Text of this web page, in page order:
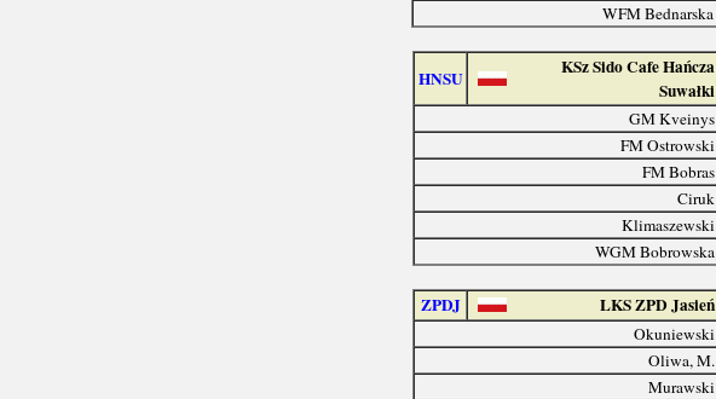
WFM Bednarska
HNSU
KSz Sido Cafe Hańcza
Suwałki
GM Kveinys
FM Ostrowski
FM Bobras
Ciruk
Klimaszewski
WGM Bobrowska
ZPDJ LKS ZPD Jasień
Okuniewski
Oliwa, M.
Murawski